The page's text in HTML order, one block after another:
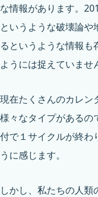
な情報があります。
というような破壊論
るというような情報
ようには捉えていませ
現在たくさんのカレン
様々なタイプがあるの
付で１サイクルが終わ
うに感じます。
しかし、私たちの人